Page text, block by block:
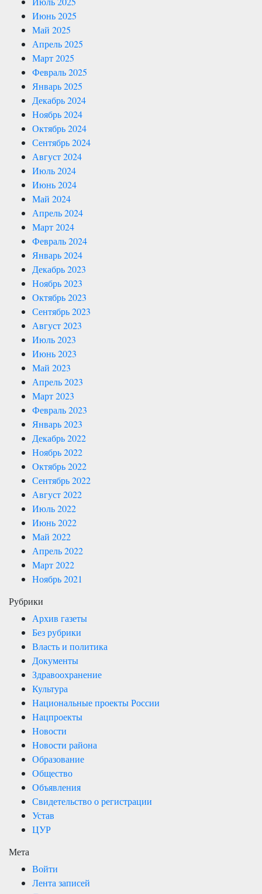
Июнь 2025
Май 2025
Апрель 2025
Март 2025
Февраль 2025
Январь 2025
Декабрь 2024
Ноябрь 2024
Октябрь 2024
Сентябрь 2024
Август 2024
Июль 2024
Июнь 2024
Май 2024
Апрель 2024
Март 2024
Февраль 2024
Январь 2024
Декабрь 2023
Ноябрь 2023
Октябрь 2023
Сентябрь 2023
Август 2023
Июль 2023
Июнь 2023
Май 2023
Апрель 2023
Март 2023
Февраль 2023
Январь 2023
Декабрь 2022
Ноябрь 2022
Октябрь 2022
Сентябрь 2022
Август 2022
Июль 2022
Июнь 2022
Май 2022
Апрель 2022
Март 2022
Ноябрь 2021
Рубрики
Архив газеты
Без рубрики
Власть и политика
Документы
Здравоохранение
Культура
Национальные проекты России
Нацпроекты
Новости
Новости района
Образование
Общество
Объявления
Свидетельство о регистрации
Устав
ЦУР
Мета
Войти
Лента записей